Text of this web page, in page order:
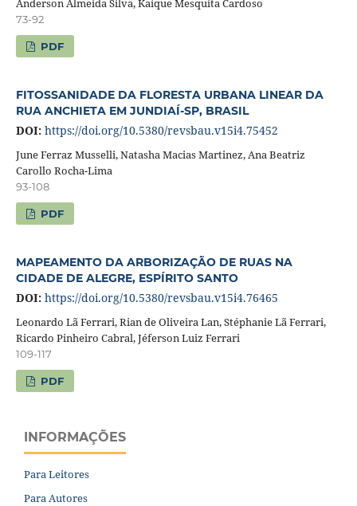
Anderson Almeida Silva, Kaíque Mesquita Cardoso
73-92
PDF
FITOSSANIDADE DA FLORESTA URBANA LINEAR DA
RUA ANCHIETA EM JUNDIAÍ-SP, BRASIL
DOI: https://doi.org/10.5380/revsbau.v15i4.75452
June Ferraz Musselli, Natasha Macias Martinez, Ana Beatriz
Carollo Rocha-Lima
93-108
PDF
MAPEAMENTO DA ARBORIZAÇÃO DE RUAS NA
CIDADE DE ALEGRE, ESPÍRITO SANTO
DOI: https://doi.org/10.5380/revsbau.v15i4.76465
Leonardo Lã Ferrari, Rian de Oliveira Lan, Stéphanie Lã Ferrari,
Ricardo Pinheiro Cabral, Jéferson Luiz Ferrari
109-117
PDF
INFORMAÇÕES
Para Leitores
Para Autores